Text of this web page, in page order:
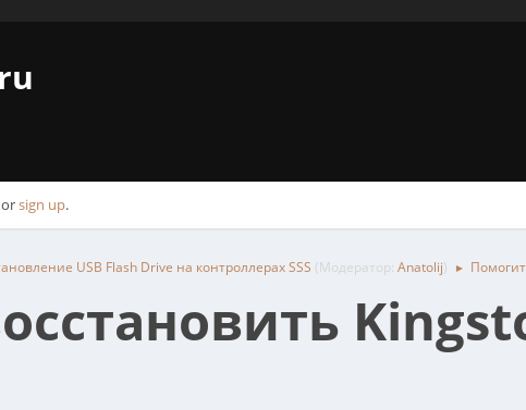
orsign up.
USB Flash Drive на контроллерах SSS (Модератор: Anatolij) ►